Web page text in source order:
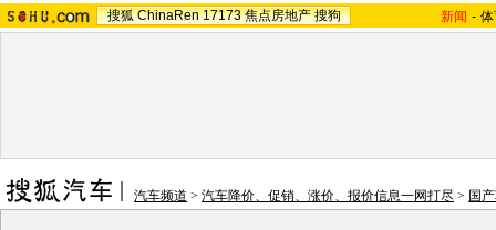
搜狐 ChinaRen 17173 焦点房地产 搜狗 新闻 -
汽车频道 > 汽车降价、促销、涨价、报价信息一网打尽 > 国